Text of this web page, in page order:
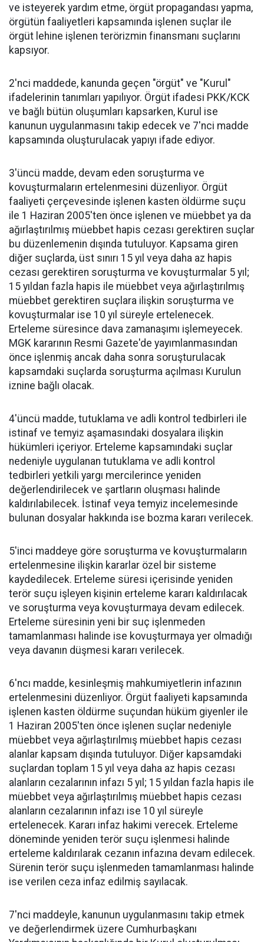
ve isteyerek yardım etme, örgüt propagandası yapma,
örgütün faaliyetleri kapsamında işlenen suçlar ile
örgüt lehine işlenen terörizmin finansmanı suçlarını
kapsıyor.
2'nci maddede, kanunda geçen "örgüt" ve "Kurul"
ifadelerinin tanımları yapılıyor. Örgüt ifadesi PKK/KCK
ve bağlı bütün oluşumları kapsarken, Kurul ise
kanunun uygulanmasını takip edecek ve 7'nci madde
kapsamında oluşturulacak yapıyı ifade ediyor.
3'üncü madde, devam eden soruşturma ve
kovuşturmaların ertelenmesini düzenliyor. Örgüt
faaliyeti çerçevesinde işlenen kasten öldürme suçu
ile 1 Haziran 2005'ten önce işlenen ve müebbet ya da
ağırlaştırılmış müebbet hapis cezası gerektiren suçlar
bu düzenlemenin dışında tutuluyor. Kapsama giren
diğer suçlarda, üst sınırı 15 yıl veya daha az hapis
cezası gerektiren soruşturma ve kovuşturmalar 5 yıl;
15 yıldan fazla hapis ile müebbet veya ağırlaştırılmış
müebbet gerektiren suçlara ilişkin soruşturma ve
kovuşturmalar ise 10 yıl süreyle ertelenecek.
Erteleme süresince dava zamanaşımı işlemeyecek.
MGK kararının Resmi Gazete'de yayımlanmasından
önce işlenmiş ancak daha sonra soruşturulacak
kapsamdaki suçlarda soruşturma açılması Kurulun
iznine bağlı olacak.
4'üncü madde, tutuklama ve adli kontrol tedbirleri ile
istinaf ve temyiz aşamasındaki dosyalara ilişkin
hükümleri içeriyor. Erteleme kapsamındaki suçlar
nedeniyle uygulanan tutuklama ve adli kontrol
tedbirleri yetkili yargı mercilerince yeniden
değerlendirilecek ve şartların oluşması halinde
kaldırılabilecek. İstinaf veya temyiz incelemesinde
bulunan dosyalar hakkında ise bozma kararı verilecek.
5'inci maddeye göre soruşturma ve kovuşturmaların
ertelenmesine ilişkin kararlar özel bir sisteme
kaydedilecek. Erteleme süresi içerisinde yeniden
terör suçu işleyen kişinin erteleme kararı kaldırılacak
ve soruşturma veya kovuşturmaya devam edilecek.
Erteleme süresinin yeni bir suç işlenmeden
tamamlanması halinde ise kovuşturmaya yer olmadığı
veya davanın düşmesi kararı verilecek.
6'ncı madde, kesinleşmiş mahkumiyetlerin infazının
ertelenmesini düzenliyor. Örgüt faaliyeti kapsamında
işlenen kasten öldürme suçundan hüküm giyenler ile
1 Haziran 2005'ten önce işlenen suçlar nedeniyle
müebbet veya ağırlaştırılmış müebbet hapis cezası
alanlar kapsam dışında tutuluyor. Diğer kapsamdaki
suçlardan toplam 15 yıl veya daha az hapis cezası
alanların cezalarının infazı 5 yıl; 15 yıldan fazla hapis ile
müebbet veya ağırlaştırılmış müebbet hapis cezası
alanların cezalarının infazı ise 10 yıl süreyle
ertelenecek. Kararı infaz hakimi verecek. Erteleme
döneminde yeniden terör suçu işlenmesi halinde
erteleme kaldırılarak cezanın infazına devam edilecek.
Sürenin terör suçu işlenmeden tamamlanması halinde
ise verilen ceza infaz edilmiş sayılacak.
7'nci maddeyle, kanunun uygulanmasını takip etmek
ve değerlendirmek üzere Cumhurbaşkanı